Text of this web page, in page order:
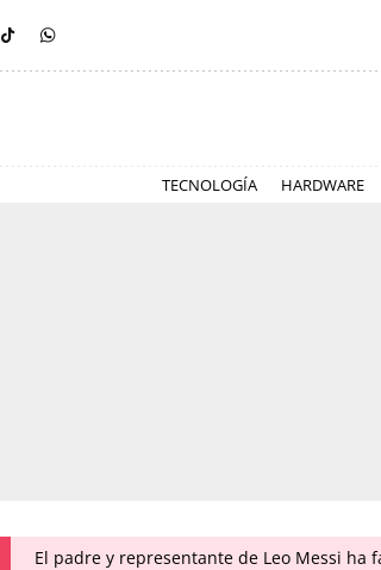
TECNOLOGÍA HARDWARE
El padre y representante de Leo Messi ha